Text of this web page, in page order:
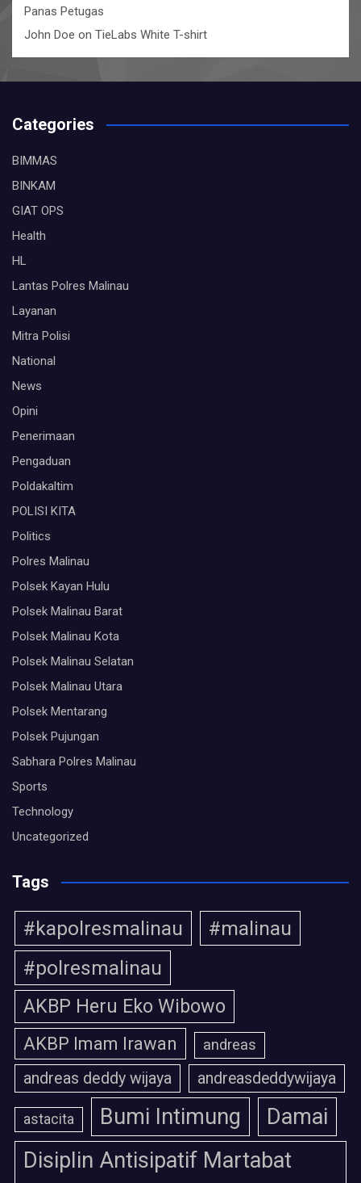
Panas Petugas
John Doe on TieLabs White T-shirt
Categories
BIMMAS
BINKAM
GIAT OPS
Health
HL
Lantas Polres Malinau
Layanan
Mitra Polisi
National
News
Opini
Penerimaan
Pengaduan
Poldakaltim
POLISI KITA
Politics
Polres Malinau
Polsek Kayan Hulu
Polsek Malinau Barat
Polsek Malinau Kota
Polsek Malinau Selatan
Polsek Malinau Utara
Polsek Mentarang
Polsek Pujungan
Sabhara Polres Malinau
Sports
Technology
Uncategorized
Tags
#kapolresmalinau
#malinau
#polresmalinau
AKBP Heru Eko Wibowo
AKBP Imam Irawan andreas
andreas deddy wijaya andreasdeddywijaya
astacita Bumi Intimung
Damai
Disiplin Antisipatif Martabat